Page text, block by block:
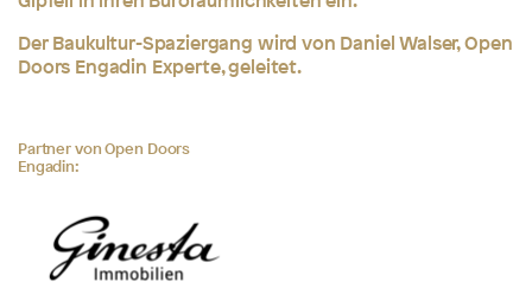
Der Baukultur-Spaziergang wird von Daniel Walser, Open
Doors Engadin Experte, geleitet.
Partner von Open Doors
Engadin: